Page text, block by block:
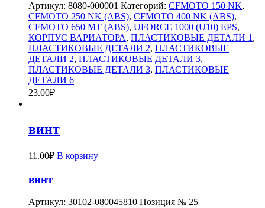
Артикул: 8080-000001 Категорий: CFMOTO 150 NK,
CFMOTO 250 NK (ABS), CFMOTO 400 NK (ABS),
CFMOTO 650 MT (ABS), UFORCE 1000 (U10) EPS,
КОРПУС ВАРИАТОРА, ПЛАСТИКОВЫЕ ДЕТАЛИ 1 ,
ПЛАСТИКОВЫЕ ДЕТАЛИ 2, ПЛАСТИКОВЫЕ
ДЕТАЛИ 2, ПЛАСТИКОВЫЕ ДЕТАЛИ 3,
ПЛАСТИКОВЫЕ ДЕТАЛИ 3, ПЛАСТИКОВЫЕ
ДЕТАЛИ 6
23.00₽
винт
11.00₽ В корзину
винт
Артикул: 30102-080045810 Позиция № 25